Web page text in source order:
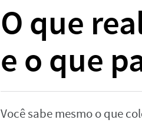
O que
e o que
Você sabe mesmo o que